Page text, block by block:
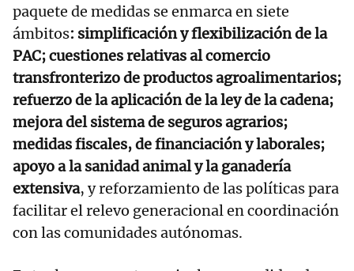
paquete de medidas se enmarca en siete
ámbitos: simplificación y flexibilización de la
PAC; cuestiones relativas al comercio
transfronterizo de productos agroalimentarios;
refuerzo de la aplicación de la ley de la cadena;
mejora del sistema de seguros agrarios;
medidas fiscales, de financiación y laborales;
apoyo a la sanidad animal y la ganadería
extensiva, y reforzamiento de las políticas para
facilitar el relevo generacional en coordinación
con las comunidades autónomas.